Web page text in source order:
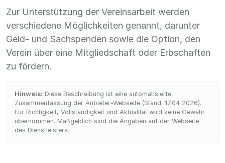
Zur Unterstützung der Vereinsarbeit werden
verschiedene Möglichkeiten genannt, darunter
Geld- und Sachspenden sowie die Option, den
Verein über eine Mitgliedschaft oder Erbschaften
zu fördern.
Hinweis: Diese Beschreibung ist eine automatisierte
Zusammenfassung der Anbieter-Webseite (Stand: 17.04.2026).
Für Richtigkeit, Vollständigkeit und Aktualität wird keine Gewähr
übernommen. Maßgeblich sind die Angaben auf der Webseite
des Dienstleisters.